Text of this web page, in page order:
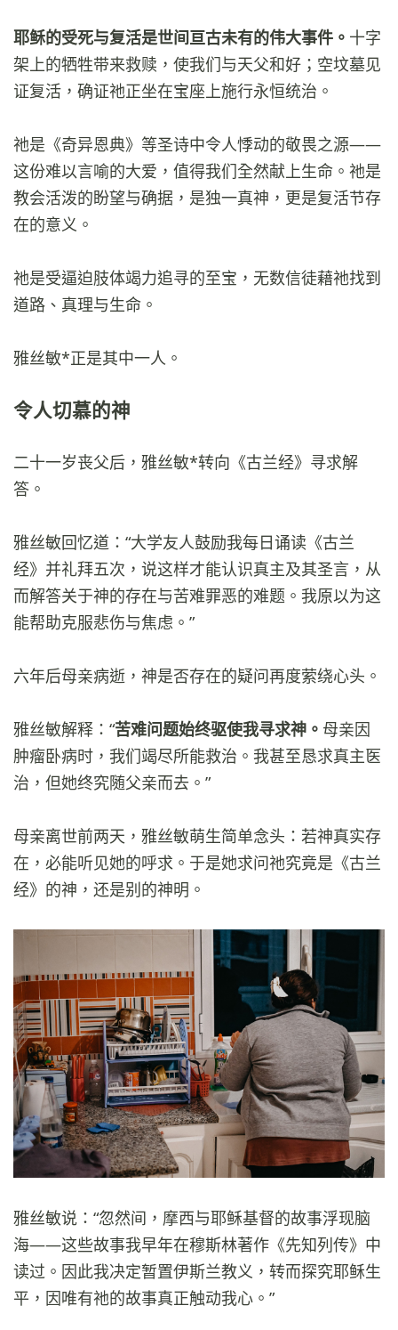
耶稣的受死与复活是世间亘古未有的伟大事件。 十字
架上的牺牲带来救赎，使我们与天父和好；空坟墓见
证复活，确证祂正坐在宝座上施行永恒统治。
祂是《奇异恩典》等圣诗中令人悸动的敬畏之源——
这份难以言喻的大爱，值得我们全然献上生命。祂是
教会活泼的盼望与确据，是独一真神，更是复活节存
在的意义。
祂是受逼迫肢体竭力追寻的至宝，无数信徒藉祂找到
道路、真理与生命。
雅丝敏*正是其中一人。
令人切慕的神
二十一岁丧父后，雅丝敏*转向《古兰经》寻求解
答。
雅丝敏回忆道：“大学友人鼓励我每日诵读《古兰
经》并礼拜五次，说这样才能认识真主及其圣言，从
而解答关于神的存在与苦难罪恶的难题。我原以为这
能帮助克服悲伤与焦虑。”
六年后母亲病逝，神是否存在的疑问再度萦绕心头。
雅丝敏解释：“苦难问题始终驱使我寻求神。 母亲因
肿瘤卧病时，我们竭尽所能救治。我甚至恳求真主医
治，但她终究随父亲而去。”
母亲离世前两天，雅丝敏萌生简单念头：若神真实存
在，必能听见她的呼求。于是她求问祂究竟是《古兰
经》的神，还是别的神明。
雅丝敏说：“忽然间，摩西与耶稣基督的故事浮现脑
海——这些故事我早年在穆斯林著作《先知列传》中
读过。因此我决定暂置伊斯兰教义，转而探究耶稣生
平，因唯有祂的故事真正触动我心。”